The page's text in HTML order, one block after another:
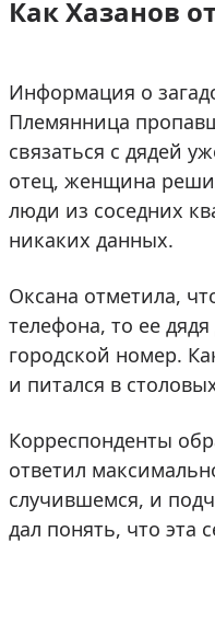
Как Хазанов
Информация о
Племянница
связаться с дядей
отец, женщина
люди из соседних
никаких данных.
Оксана отметила,
телефона, то ее
городской номер.
и питался в
Корреспонденты
ответил
случившемся, и
дал понять, что эта